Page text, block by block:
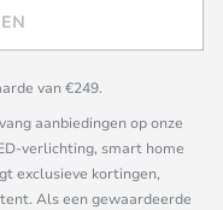
van €249.
aanbiedingen op onze
verlichting, smart home
exclusieve kortingen,
Als een gewaardeerde